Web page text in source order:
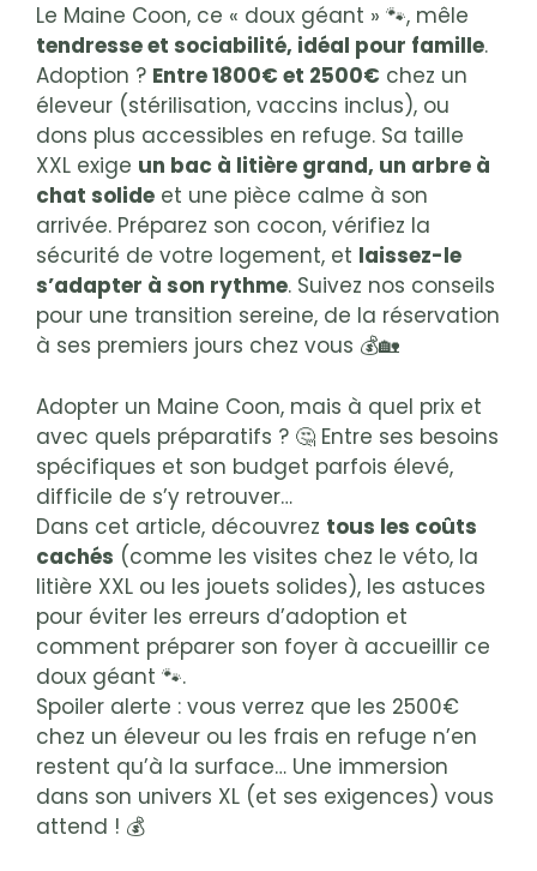
Le Maine Coon, ce « doux géant » 🐾, mêle
tendresse et sociabilité, idéal pour famille.
Adoption ? Entre 1800€ et 2500€ chez un
éleveur (stérilisation, vaccins inclus), ou
dons plus accessibles en refuge. Sa taille
XXL exige un bac à litière grand, un arbre à
chat solide et une pièce calme à son
arrivée. Préparez son cocon, vérifiez la
sécurité de votre logement, et laissez-le
s’adapter à son rythme. Suivez nos conseils
pour une transition sereine, de la réservation
à ses premiers jours chez vous 💰🏡
Adopter un Maine Coon, mais à quel prix et
avec quels préparatifs ? 🤔 Entre ses besoins
spécifiques et son budget parfois élevé,
difficile de s’y retrouver…
Dans cet article, découvrez tous les coûts
cachés (comme les visites chez le véto, la
litière XXL ou les jouets solides), les astuces
pour éviter les erreurs d’adoption et
comment préparer son foyer à accueillir ce
doux géant 🐾.
Spoiler alerte : vous verrez que les 2500€
chez un éleveur ou les frais en refuge n’en
restent qu’à la surface… Une immersion
dans son univers XL (et ses exigences) vous
attend ! 💰